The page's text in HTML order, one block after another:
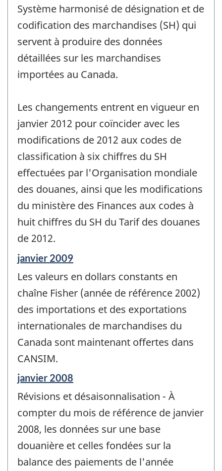
-
Système harmonisé de désignation et de
codification des marchandises (SH) qui
servent à produire des données
détaillées sur les marchandises
importées au Canada.
Les changements entrent en vigueur en
janvier 2012 pour coïncider avec les
modifications de 2012 aux codes de
classification à six chiffres du SH
effectuées par l'Organisation mondiale
des douanes, ainsi que les modifications
du ministère des Finances aux codes à
huit chiffres du SH du Tarif des douanes
de 2012.
Période
référence
de
-
janvier 2009
Les valeurs en dollars constants en
chaîne Fisher (année de référence 2002)
des importations et des exportations
internationales de marchandises du
Canada sont maintenant offertes dans
CANSIM.
Période
référence
de
changement
-
janvier 2008
Révisions et désaisonnalisation - À
compter du mois de référence de janvier
2008, les données sur une base
douanière et celles fondées sur la
balance des paiements de l'année